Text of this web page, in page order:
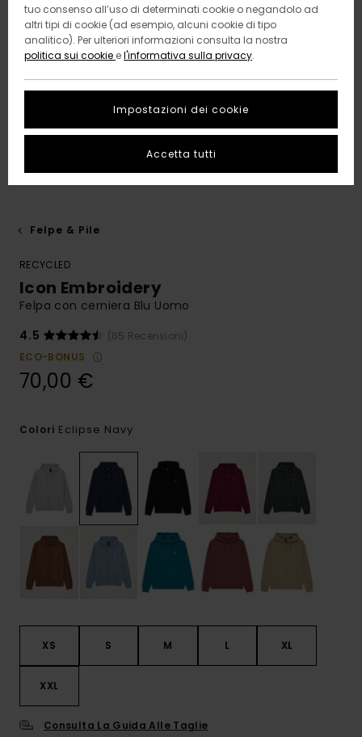
Felpe & Pile
RECYCLED
Icon Embroidery
Felpa con cerniera Blu Uomo
4.5
(65 Recensioni)
ECO-BONUS
70,00 €
Colori Eclipse Navy
XS S M L XL
XXL
Consulta La Guida Alle Taglie
tuo consenso all’uso di determinati cookie o negandolo ad
altri tipi di cookie (ad esempio, alcuni cookie di tipo
analitico). Per ulteriori informazioni consulta la nostra
politica sui cookie el'informativa sulla privacy.
Impostazioni dei cookie
Accetta tutti